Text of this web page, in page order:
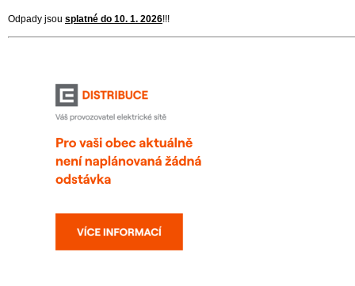
Odpady jsou splatné do 10. 1. 2026!!!